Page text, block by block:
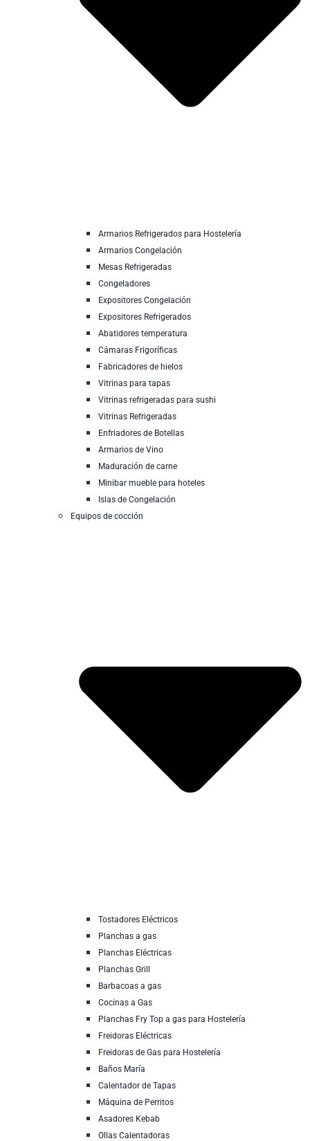
Armarios Refrigerados para Hostelería
Armarios Congelación
Mesas Refrigeradas
Congeladores
Expositores Congelación
Expositores Refrigerados
Abatidores temperatura
Cámaras Frigoríficas
Fabricadores de hielos
Vitrinas para tapas
Vitrinas refrigeradas para sushi
Vitrinas Refrigeradas
Enfriadores de Botellas
Armarios de Vino
Maduración de carne
Minibar mueble para hoteles
Islas de Congelación
Equipos de cocción
Tostadores Eléctricos
Planchas a gas
Planchas Eléctricas
Planchas Grill
Barbacoas a gas
Cocinas a Gas
Planchas Fry Top a gas para Hostelería
Freidoras Eléctricas
Freidoras de Gas para Hostelería
Baños María
Calentador de Tapas
Máquina de Perritos
Asadores Kebab
Ollas Calentadoras